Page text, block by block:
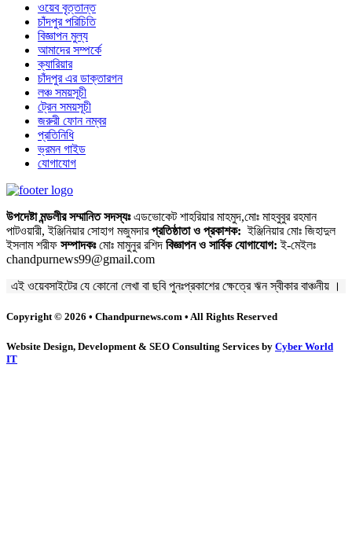
ওয়েব বৃত্তান্ত
চাঁদপুর পরিচিতি
বিজ্ঞাপন মুল্য
আমাদের সম্পর্কে
ক্যারিয়ার
চাঁদপুর এর ডাক্তারগন
লঞ্চ সময়সূচী
ট্রেন সময়সূচী
জরুরী ফোন নম্বর
প্রতিনিধি
ভ্রমন গাইড
যোগাযোগ
উপদেষ্টা মন্ডলীর সম্মানিত সদস্যঃএডভোকেট শাহরিয়ার মাহমুদ,মোঃ মাহবুবুর রহমান
পাটওয়ারী, ইঞ্জিনিয়ার সোহাগ মজুমদারপ্রতিষ্ঠাতা ও প্রকাশক: ইঞ্জিনিয়ার মোঃ জিহাদুল
ইসলাম শরীফ সম্পাদকঃমোঃ মামুনুর রশিদ বিজ্ঞাপন ও সার্বিক যোগাযোগ: ই-মেইলঃ
chandpurnews99@gmail.com
এই ওয়েবসাইটের যে কোনো লেখা বা ছবি পুনঃপ্রকাশের ক্ষেত্রে ঋন স্বীকার বাঞ্চনীয় ।
Copyright © 2026 • Chandpurnews.com • All Rights Reserved
Website Design, Development & SEO Consulting Services by Cyber World
IT